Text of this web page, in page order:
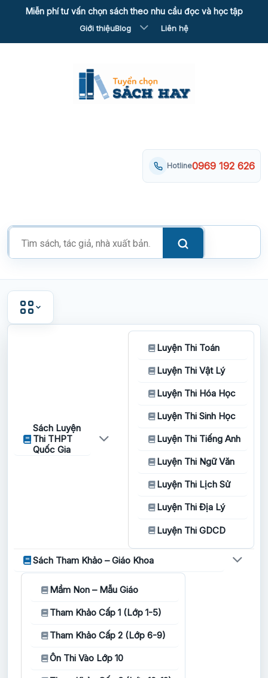
Miễn phí tư vấn chọn sách theo nhu cầu đọc và học tập
Giới thiệuBlog Liên hệ
Tìm
kiếm
phẩm
Hotline0969 192 626
Sách Luyện
Thi THPT
Quốc Gia
Luyện Thi Toán
Luyện Thi Vật Lý
Luyện Thi Hóa Học
Luyện Thi Sinh Học
Luyện Thi Tiếng Anh
Luyện Thi Ngữ Văn
Luyện Thi Lịch Sử
Luyện Thi Địa Lý
Luyện Thi GDCD
Sách Tham Khảo – Giáo Khoa
Mầm Non – Mẫu Giáo
Tham Khảo Cấp 1 (Lớp 1-5)
Tham Khảo Cấp 2 (Lớp 6-9)
Ôn Thi Vào Lớp 10